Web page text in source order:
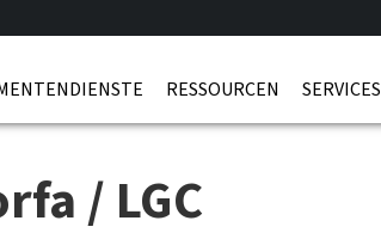
RESSOURCEN SERVICES
/ LGC